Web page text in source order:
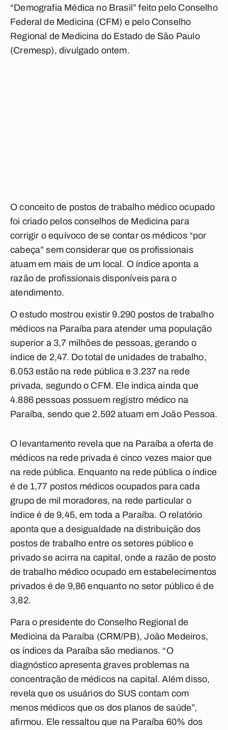
“Demografia Médica no Brasil” feito pelo Conselho
Federal de Medicina (CFM) e pelo Conselho
Regional de Medicina do Estado de São Paulo
(Cremesp), divulgado ontem.
O conceito de postos de trabalho médico ocupado
foi criado pelos conselhos de Medicina para
corrigir o equívoco de se contar os médicos “por
cabeça” sem considerar que os profissionais
atuam em mais de um local. O índice aponta a
razão de profissionais disponíveis para o
atendimento.
O estudo mostrou existir 9.290 postos de trabalho
médicos na Paraíba para atender uma população
superior a 3,7 milhões de pessoas, gerando o
índice de 2,47. Do total de unidades de trabalho,
6.053 estão na rede pública e 3.237 na rede
privada, segundo o CFM. Ele indica ainda que
4.886 pessoas possuem registro médico na
Paraíba, sendo que 2.592 atuam em João Pessoa.
O levantamento revela que na Paraíba a oferta de
médicos na rede privada é cinco vezes maior que
na rede pública. Enquanto na rede pública o índice
é de 1,77 postos médicos ocupados para cada
grupo de mil moradores, na rede particular o
índice é de 9,45, em toda a Paraíba. O relatório
aponta que a desigualdade na distribuição dos
postos de trabalho entre os setores público e
privado se acirra na capital, onde a razão de posto
de trabalho médico ocupado em estabelecimentos
privados é de 9,86 enquanto no setor público é de
3,82.
Para o presidente do Conselho Regional de
Medicina da Paraíba (CRM/PB), João Medeiros,
os índices da Paraíba são medianos. “O
diagnóstico apresenta graves problemas na
concentração de médicos na capital. Além disso,
revela que os usuários do SUS contam com
menos médicos que os dos planos de saúde”,
afirmou. Ele ressaltou que na Paraíba 60% dos